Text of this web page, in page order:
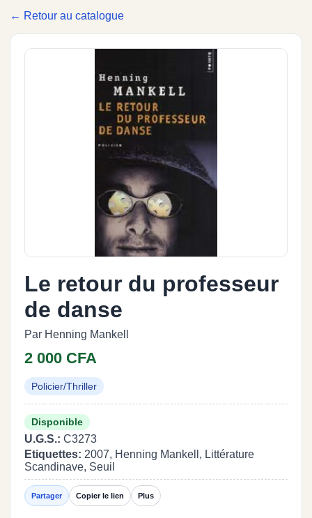
← Retour au catalogue
Le retour du professeur
de danse
Par Henning Mankell
2 000 CFA
Policier/Thriller
Disponible
U.G.S.: C3273
Etiquettes: 2007, Henning Mankell, Littérature
Scandinave, Seuil
Partager Copier le lien Plus